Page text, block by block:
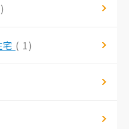
( 1)